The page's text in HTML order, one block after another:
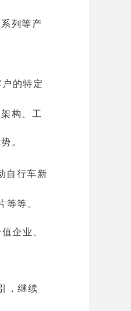
列等产
的特定
构、工
。
自行车新
等。
企业、
，继续